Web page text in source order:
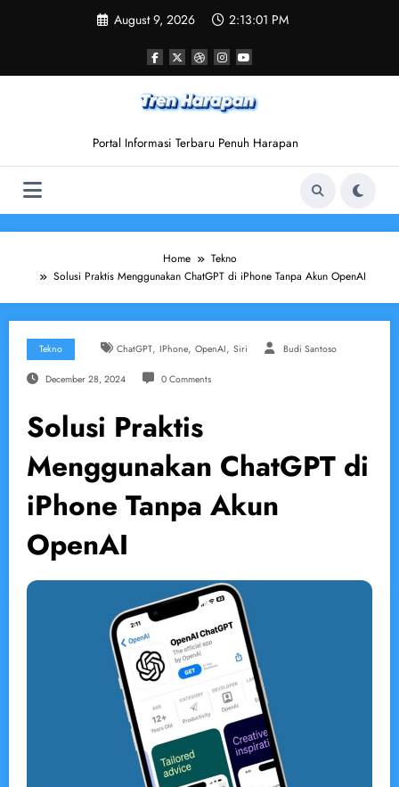
August 9, 2026 2:13:02 PM
Portal Informasi Terbaru Penuh Harapan
Home
Tekno
Solusi Praktis Menggunakan ChatGPT di iPhone Tanpa Akun OpenAI
Tekno ChatGPT, IPhone, OpenAI, Siri Budi Santoso
December 28, 2024 0 Comments
Solusi Praktis
Menggunakan ChatGPT di
iPhone Tanpa Akun
OpenAI